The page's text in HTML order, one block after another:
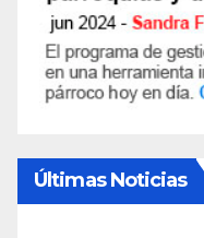
Últimas Noticias